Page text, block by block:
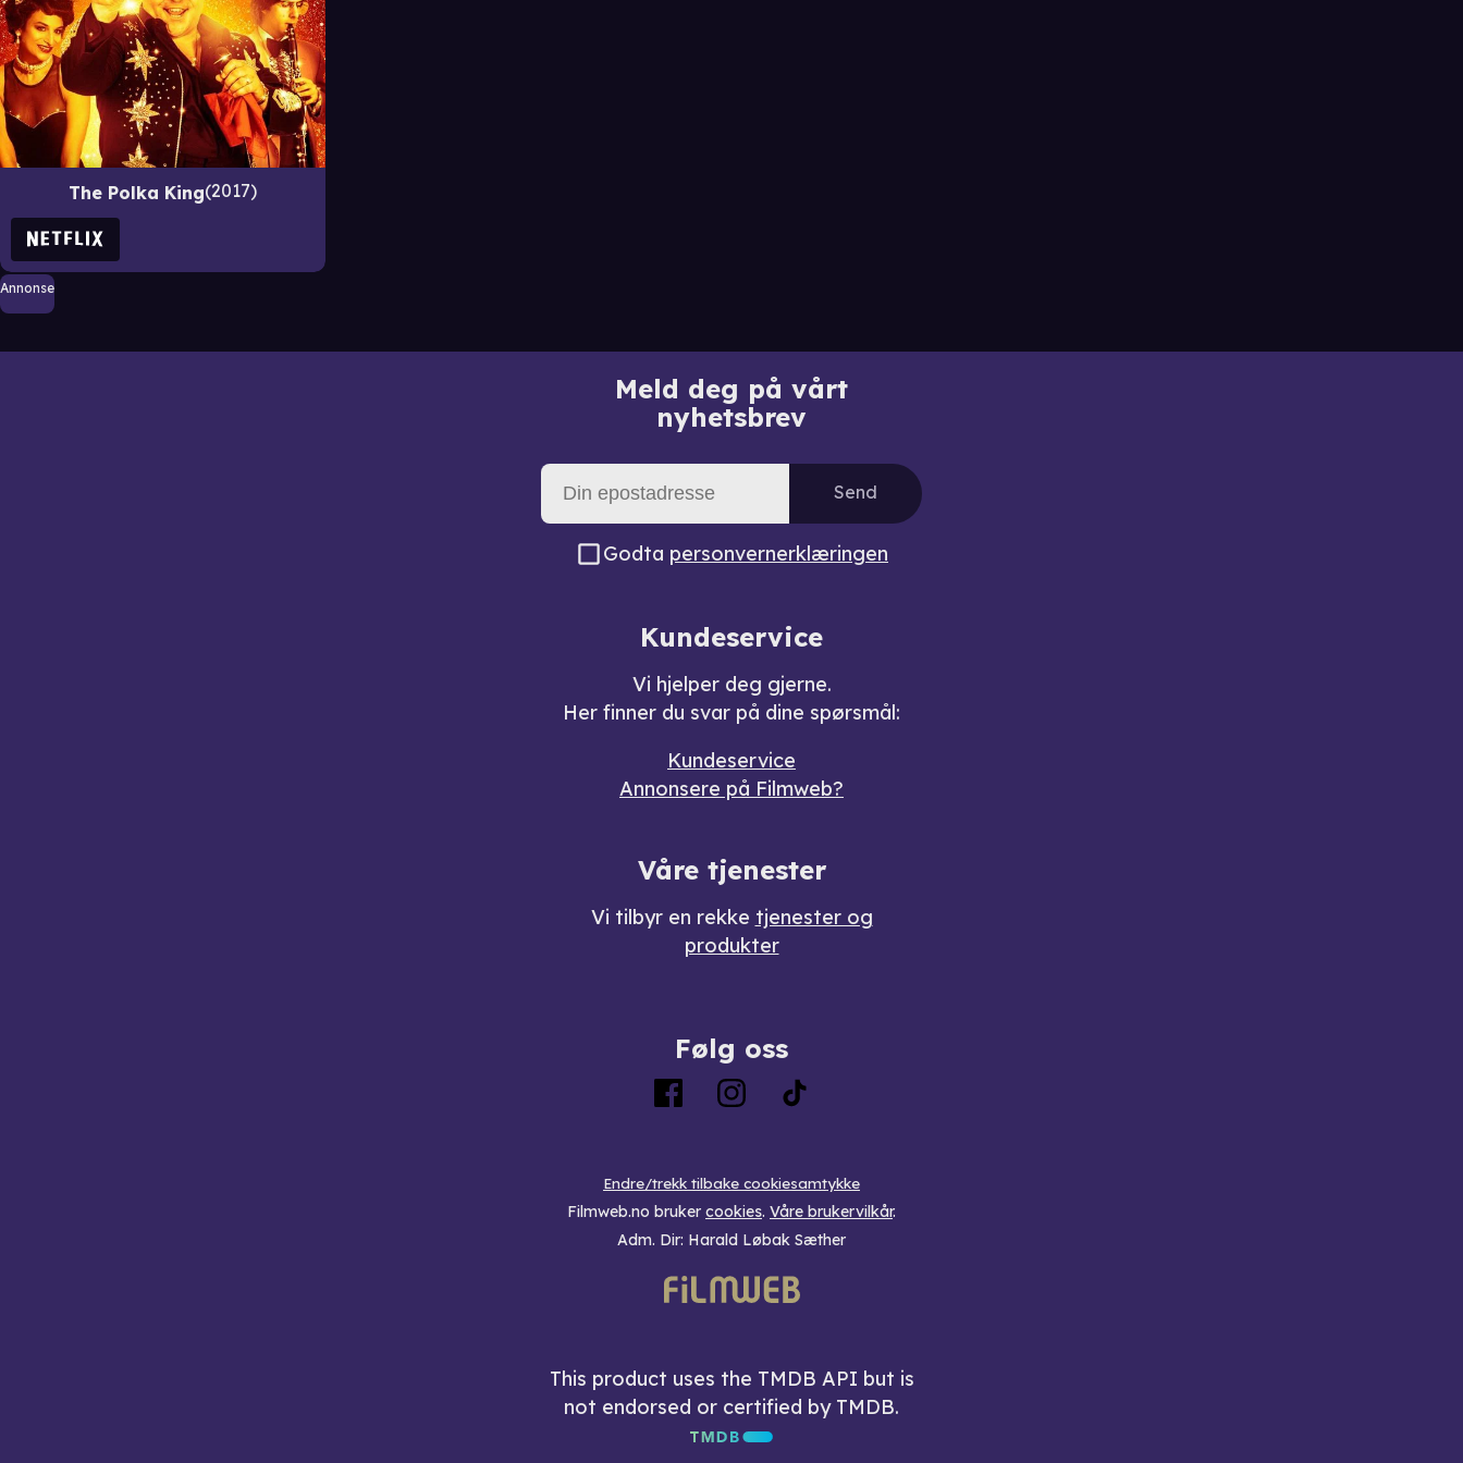
The Polka King 2017
Annonse
Meld deg på vårt
nyhetsbrev
Send
Godta personvernerklæringen
Kundeservice
Vi hjelper deg gjerne.
Her finner du svar på dine spørsmål:
Kundeservice
Annonsere på Filmweb?
Våre tjenester
Vi tilbyr en rekke tjenester og
produkter
Følg oss
Endre/trekk tilbake cookiesamtykke
Filmweb.no bruker cookies. Våre brukervilkår.
Adm. Dir: Harald Løbak Sæther
This product uses the TMDB API but is
not endorsed or certified by TMDB.